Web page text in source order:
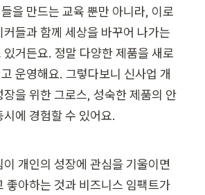
을 만드는 교육 뿐만 아니라, 이로
들과 함께 세상을 바꾸어 나가는
거든요. 정말 다양한 제품을 새로
운영해요. 그렇다보니 신사업 개
장을 위한 그로스, 성숙한 제품의 안
에 경험할 수 있어요.
개인의 성장에 관심을 기울이면
좋아하는 것과 비즈니스 임팩트가